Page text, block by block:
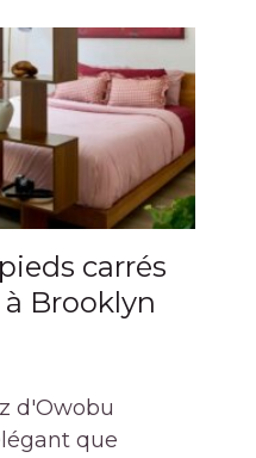
carrés
Brooklyn
d'Owobu
que